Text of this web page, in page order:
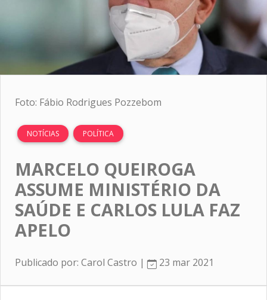
Foto: Fábio Rodrigues Pozzebom
NOTÍCIAS POLÍTICA
MARCELO QUEIROGA
ASSUME MINISTÉRIO DA
SAÚDE E CARLOS LULA FAZ
APELO
Publicado por: Carol Castro | 23 mar 2021